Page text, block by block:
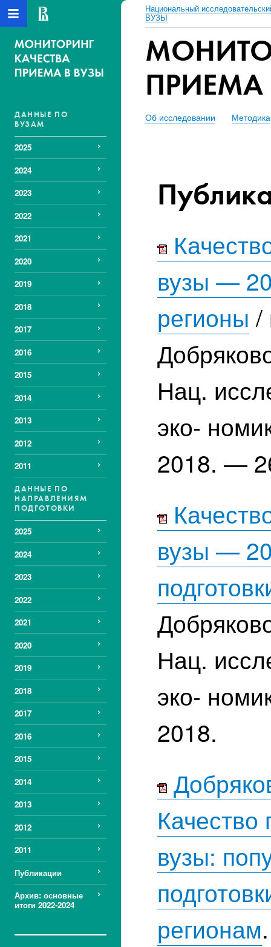
ДАННЫЕ ПО
ВУЗАМ
2025
2024
2023
2022
2021
2020
2019
2018
2017
2016
2015
2014
2013
2012
2011
ДАННЫЕ ПО
НАПРАВЛЕНИЯМ
ПОДГОТОВКИ
2025
2024
2023
2022
2021
2020
2019
2018
2017
2016
2015
2014
2013
2012
2011
Публикации
Архив: основные
итоги 2022-2024
Национальный
ВУЗЫ
ПРИЕМА
Об исследовании Методика
вузы —
регионы /
Нац.
эко-
2018. —
вузы —
Нац.
эко-
2018.
Качество
вузы:
регионам